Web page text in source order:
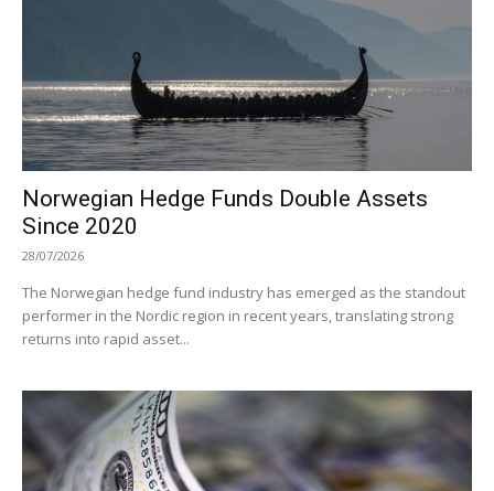
Norwegian Hedge Funds Double Assets
Since 2020
28/07/2026
The Norwegian hedge fund industry has emerged as the standout
performer in the Nordic region in recent years, translating strong
returns into rapid asset...